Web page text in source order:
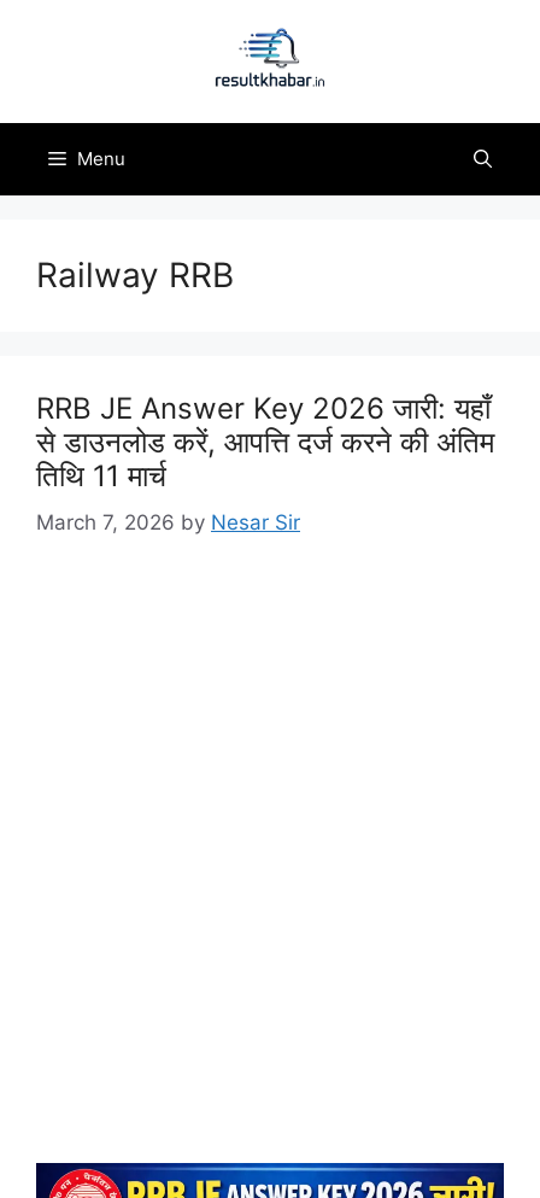
Menu
Railway RRB
RRB JE Answer Key 2026 जारी: यहाँ
से डाउनलोड करें, आपत्ति दर्ज करने की अंतिम
तिथि 11 मार्च
March 7, 2026 by Nesar Sir